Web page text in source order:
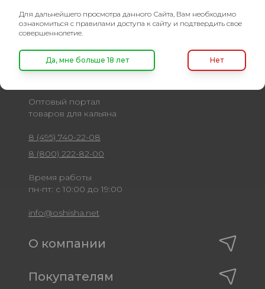
Оптовый портал
товаров для кальяна
8 (495) 740-22-08
8 (800) 222-82-00
Время работы
пн-пт: с 10:00 до 19:00
info@oshisha.net
О компании
Покупателям
Для дальнейшего просмотра данного Сайта, Вам необходимо
ознакомиться с правилами доступа к сайту и подтвердить свое
совершеннолетие.
Да, мне больше 18 лет Нет